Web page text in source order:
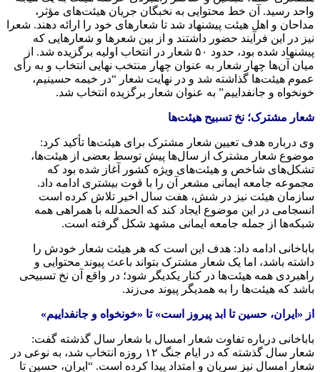
واحد رسید. آن خط محتوایی به نخبگان جریان هیئت‌های مؤثر،
مداحان و اهل هیئت پیشنهاد شد تا شعارهای خود را ارائه دهند. شعرا
نیز در این فرآیند حضور داشتند و از بین شعرها و شعارهایی که
پیشنهاد شده بود، حدود ۵۰ شعار در انتخاب اولیه برگزیده شد. از
میان آن‌ها چهار شعار به عنوان چهار منتخب نهایی انتخاب و به رأی
عموم هیئت‌ها گذاشته شد و در نهایت شعار “در خیمه حسینیم،
خونخواه و جانفداییم” به عنوان شعار برگزیده انتخاب شد.
شعار مشترک؛ نخ تسبیح هیئت‌ها
وی درباره هدف تعیین شعار مشترک برای هیئت‌ها تأکید کرد:
موضوع شعار مشترک از سال‌ها پیش توسط بعضی از هیئت‌ها،
تشکل‌های شاخص و هیئت‌های ویژه کشور آغاز شده بود که
مجموعه جامعه ایمانی مشعر آن را با قوت بیشتری ادامه داد.
سازمان هیئت نیز در شش، هفت سال اخیر تلاش کرده است
انسجامی در این موضوع ایجاد کند که الحمدلله با همراهی همه
شبکه‌ها از جمله جامعه ایمانی مشهد شکل گرفته است.
باباخانی ادامه داد: هدف این است که هر هیئت شعار خودش را
داشته باشد، اما یک شعار مشترک بتواند باعث پیوند محتوایی و
راهبردی همه هیئت‌ها در کنار یکدیگر شود؛ در واقع آن نخ تسبیحی
باشد که هیئت‌ها را به همدیگر پیوند می‌زند.
از «ایران، حسین تا ابد پیروز است» تا «خونخواه و جانفداییم»
باباخانی درباره تفاوت شعار امسال با شعار سال گذشته گفت:
شعار سال گذشته که در ایام جنگ ۱۲ روزه انتخاب شد، به نوعی در
شعار امسال نیز سریان و امتداد پیدا کرده است. “ایران، حسین تا